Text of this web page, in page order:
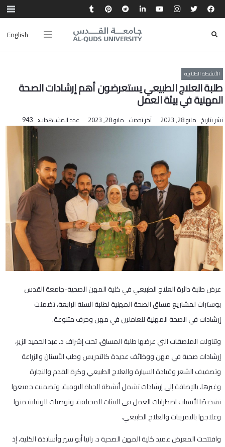
English
الأنشطة الطلابية
طلبة العلاج الطبيعي يستعرضون أهم إرشادات الصحة
المهنية في بيئة العمل
نشر بتاريخ مايو 28, 2023 آخر تحديث مايو 28, 2023 عدد المشاهدات: 943
عرض طلبة دائرة العلاج الطبيعي في كلية المهن الصحية-جامعة القدس
بوسترات لمشاريع مساق الصحة المهنية لطلبة السنة الرابعة، تضمنت
إرشادات في الصحة المهنية للعاملين في مهن وحرف متنوعة.
وتناولت الملصقات التي عرضها طلبة المساق، تحت إشراف د. عبد الحميد الزير،
إرشادات صحية في مهن ووظائف عديدة كالتدريس وطب الأسنان والزراعة
وتصفيف الشعر وقيادة السيارة والعلاج الطبيعي وكرة القدم والنجارة
وغيرها، بالإضافة إلى إرشادات تشمل أنشطة الحياة اليومية، وتضمنت جميعها
تشخيصًا لأسباب اضطرابات العمل في البيئات المختلفة، وتوصيات للوقاية منها
وعلاجها بالتمرينات والعلاج الطبيعي.
وافتتحت المعرض عميد كلية المهن الصحية د. رانيا أبو سير وأساتذة الكلية، إذ